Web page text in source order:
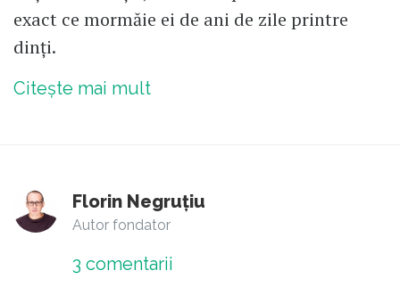
exact ce mormăie ei de ani de zile printre
dinți.
Citește mai mult
Florin Negruțiu
Autor fondator
3 comentarii